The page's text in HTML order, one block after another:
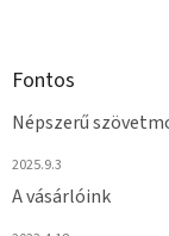
Fontos
Népszerű
2025.9.3
A vásárlóink